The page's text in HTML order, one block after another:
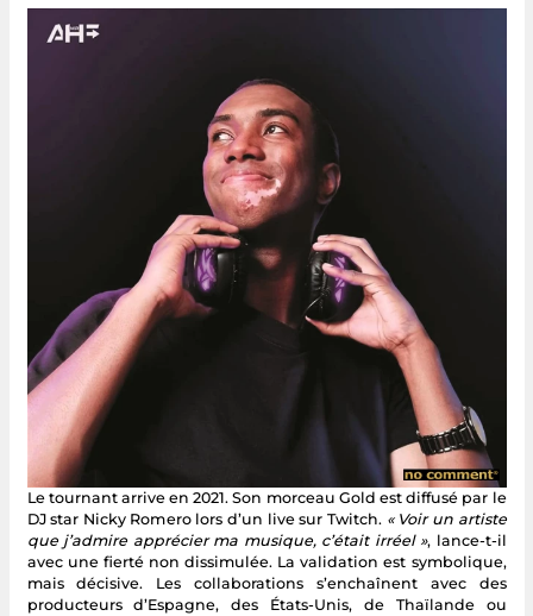
Le tournant arrive en 2021. Son morceau Gold est diffusé par le
DJ star Nicky Romero lors d’un live sur Twitch. « Voir un artiste
que j’admire apprécier ma musique, c’était irréel », lance-t-il
avec une fierté non dissimulée. La validation est symbolique,
mais décisive. Les collaborations s’enchaînent avec des
producteurs d’Espagne, des États-Unis, de Thaïlande ou